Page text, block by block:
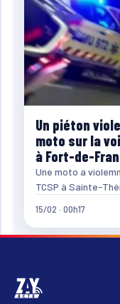
Un piéton
moto sur la
à Fort-de-
Une moto a
TCSP à Sainte-
15/02 · 00h17